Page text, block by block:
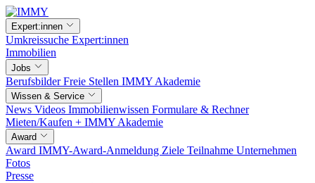
Expert:innen
Umkreissuche Expert:innen
Immobilien
Jobs
BerufsbilderFreie Stellen IMMY Akademie
Wissen & Service
News Videos Immobilienwissen Formulare & Rechner
Mieten/Kaufen + IMMY Akademie
Award
Award IMMY-Award-Anmeldung Ziele Teilnahme Unternehmen
Fotos
Presse